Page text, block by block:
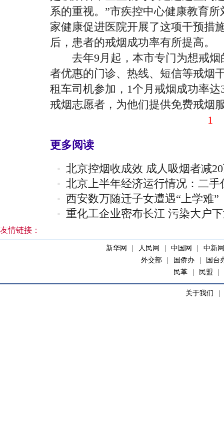
系的重视。”市疾控中心健康教育
家健康促进医院开展了这项干预措
后，患者的戒烟成功率有所提高。
去年9月起，本市专门为想戒烟
者优惠的门诊、热线、短信等戒烟
租车司机参加，1个月戒烟成功率
戒烟志愿者，为他们提供免费戒烟
1
更多阅读
北京控烟收成效 成人吸烟者减
北京上半年经济运行情况：二手
西安数万随迁子女遭遇“上学难”
重化工企业密布长江 污染大户
友情链接：
新华网 人民网 中国网
中新网
外交部
国侨办
国台
民革
民盟
关于我们